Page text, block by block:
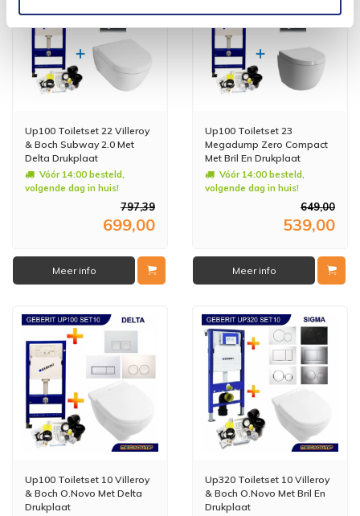
Up100 Toiletset 22 Villeroy
& Boch Subway 2.0 Met
Delta Drukplaat
Vóór 14:00 besteld,
volgende dag in huis!
797,39
699,00
Meer info
Up100 Toiletset 23
Megadump Zero Compact
Met Bril En Drukplaat
Vóór 14:00 besteld,
volgende dag in huis!
649,00
539,00
Meer info
Up100 Toiletset 10 Villeroy
& Boch O.Novo Met Delta
Drukplaat
Up320 Toiletset 10 Villeroy
& Boch O.Novo Met Bril En
Drukplaat